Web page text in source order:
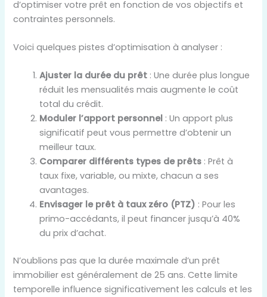
d’optimiser votre prêt en fonction de vos objectifs et
contraintes personnels.
Voici quelques pistes d’optimisation à analyser :
Ajuster la durée du prêt : Une durée plus longue
réduit les mensualités mais augmente le coût
total du crédit.
Moduler l’apport personnel : Un apport plus
significatif peut vous permettre d’obtenir un
meilleur taux.
Comparer différents types de prêts : Prêt à
taux fixe, variable, ou mixte, chacun a ses
avantages.
Envisager le prêt à taux zéro (PTZ) : Pour les
primo-accédants, il peut financer jusqu’à 40%
du prix d’achat.
N’oublions pas que la durée maximale d’un prêt
immobilier est généralement de 25 ans. Cette limite
temporelle influence significativement les calculs et les